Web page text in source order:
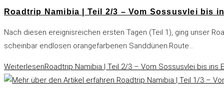
Roadtrip Namibia | Teil 2/3 – Vom Sossusvlei bis
Nach diesen ereignisreichen ersten Tagen (Teil 1), ging unser
scheinbar endlosen orangefarbenen Sanddünen.Route…
WeiterlesenRoadtrip Namibia | Teil 2/3 – Vom Sossusvlei bis ins